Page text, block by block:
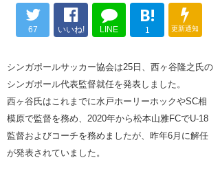
67 いいね! LINE
B!
1 更新通知
シンガポールサッカー協会は25日、西ヶ谷隆之氏の
シンガポール代表監督就任を発表しました。
西ヶ谷氏はこれまでに水戸ホーリーホックやSC相
模原で監督を務め、2020年から松本山雅FCでU-18
監督およびコーチを務めましたが、昨年6月に解任
が発表されていました。